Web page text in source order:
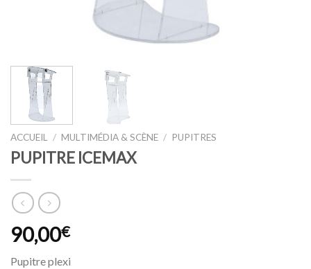
ACCUEIL / MULTIMÉDIA & SCÈNE / PUPITRES
PUPITRE ICEMAX
90,00€
Pupitre plexi